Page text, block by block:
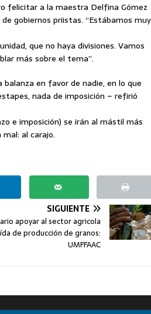
felicitar a la maestra Delfina Gómez
gobiernos priistas. “Estábamos muy
que no haya divisiones. Vamos
más sobre el tema”.
en favor de nadie, en lo que
nada de imposición – refirió
e imposición) se irán al mástil más
al carajo.
SIGUIENTE
apoyar al sector agricola
de producción de granos:
UMFFAAC